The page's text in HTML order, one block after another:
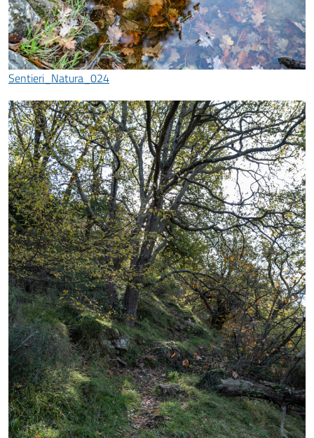
Sentieri_Natura_024